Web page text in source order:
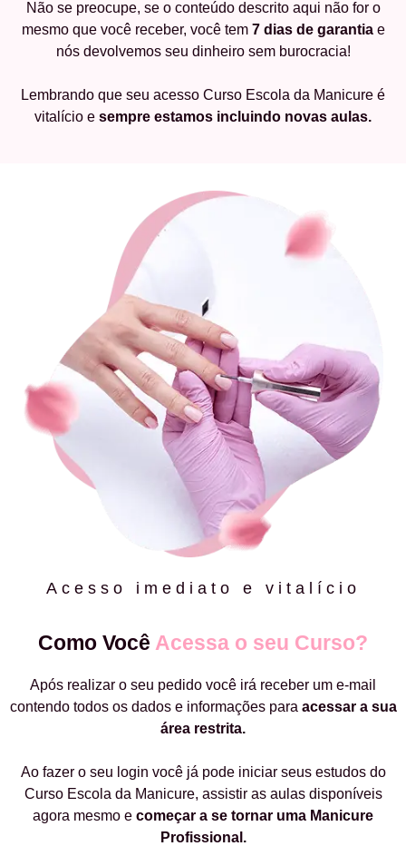
Não se preocupe, se o conteúdo descrito aqui não for o
mesmo que você receber, você tem 7 dias de garantiae
nós devolvemos seu dinheiro sem burocracia!
Lembrando que seu acesso Curso Escola da Manicure é
vitalício e sempre estamos incluindo novas aulas.
Acesso imediato e vitalício
Como Você Acessa o seu Curso?
Após realizar o seu pedido você irá receber um e-mail
contendo todos os dados e informações para acessar a sua
área restrita.
Ao fazer o seu login você já pode iniciar seus estudos do
Curso Escola da Manicure, assistir as aulas disponíveis
agora mesmo e começar a se tornar uma Manicure
Profissional.